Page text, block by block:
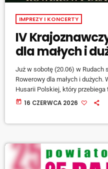
IMPREZY I KONCERTY
IV
dla małych i
Już w sobotę (20.06) w Rudach
Rowerowy dla małych i
Husarii Polskiej, który
Początek rajdu przy Bibliotece w
today 16 CZERWCA 2026